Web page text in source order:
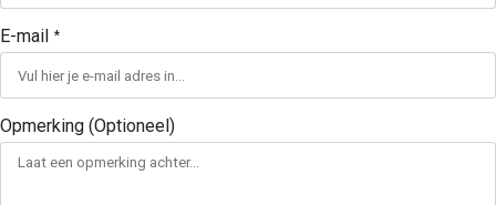
E-mail *
Opmerking (Optioneel)